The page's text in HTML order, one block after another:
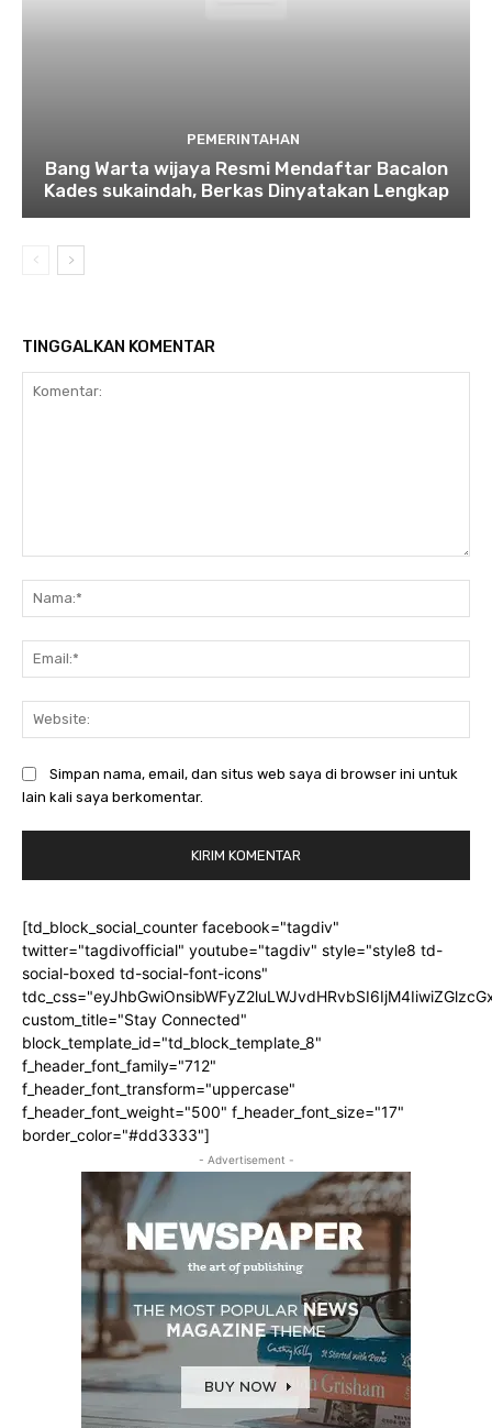
PEMERINTAHAN
Bang Warta wijaya Resmi Mendaftar Bacalon
Kades sukaindah, Berkas Dinyatakan Lengkap
TINGGALKAN KOMENTAR
Simpan nama, email, dan situs web saya di browser ini untuk
lain kali saya berkomentar.
[td_block_social_counter facebook="tagdiv"
twitter="tagdivofficial" youtube="tagdiv" style="style8 td-
social-boxed td-social-font-icons"
custom_title="Stay Connected"
block_template_id="td_block_template_8"
f_header_font_family="712"
f_header_font_transform="uppercase"
f_header_font_weight="500" f_header_font_size="17"
border_color="#dd3333"]
- Advertisement -